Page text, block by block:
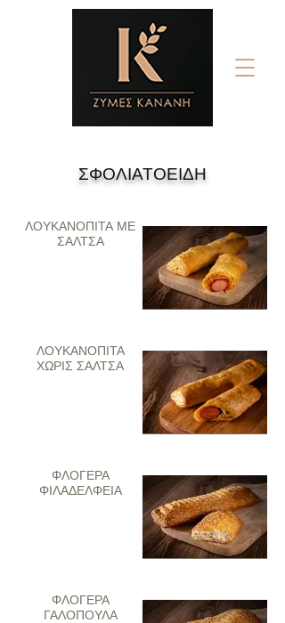
ΣΦΟΛΙΑΤΟΕΙΔΗ
ΛΟΥΚΑΝΟΠΙΤΑ ΜΕ
ΣΑΛΤΣΑ
ΛΟΥΚΑΝΟΠΙΤΑ
ΧΩΡΙΣ ΣΑΛΤΣΑ
ΦΛΟΓΕΡΑ
ΦΙΛΑΔΕΛΦΕΙΑ
ΦΛΟΓΕΡΑ
ΓΑΛΟΠΟΥΛΑ